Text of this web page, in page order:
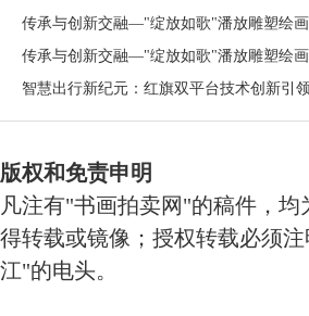
传承与创新交融—"绽放如歌"潘放雕塑绘
传承与创新交融—"绽放如歌"潘放雕塑绘
智慧出行新纪元：红旗双平台技术创新引
版权和免责申明
凡注有"书画拍卖网"的稿件，
得转载或镜像；授权转载必须
江"的电头。